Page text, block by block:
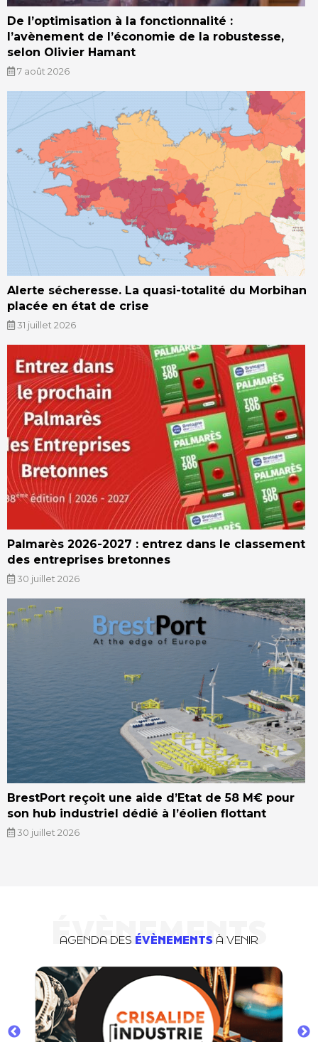
De l’optimisation à la fonctionnalité :
l’avènement de l’économie de la robustesse,
selon Olivier Hamant
7 août 2026
Alerte sécheresse. La quasi-totalité du Morbihan
placée en état de crise
31 juillet 2026
Palmarès 2026-2027 : entrez dans le classement
des entreprises bretonnes
30 juillet 2026
BrestPort reçoit une aide d’Etat de 58 M€ pour
son hub industriel dédié à l’éolien flottant
30 juillet 2026
ÉVÈNEMENTS
AGENDA DES ÉVÈNEMENTS À VENIR